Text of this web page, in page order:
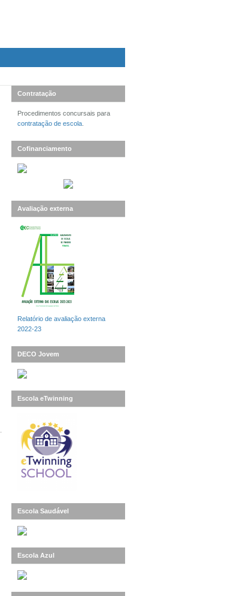
Contratação
Procedimentos concursais para
contratação de escola
Cofinanciamento
Avaliação externa
Relatório de avaliação externa
2022-23
DECO Jovem
Escola eTwinning
Escola Saudável
Escola Azul